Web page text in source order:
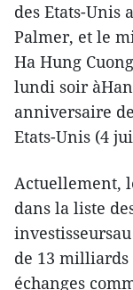
des Etats-Unis
Palmer, et le
Ha Hung
lundi soir
anniversaire
Etats-Unis (4
Actuellement,
dans la liste
de 13 milliards
échanges